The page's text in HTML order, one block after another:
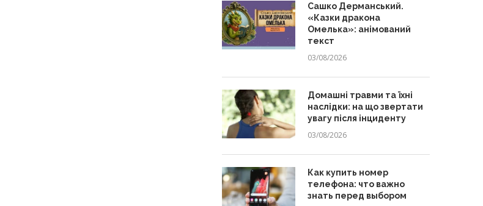
Сашко Дерманський.
«Казки дракона
Омелька»: анімований
текст
03/08/2026
Домашні травми та їхні
наслідки: на що звертати
увагу після інциденту
03/08/2026
Как купить номер
телефона: что важно
знать перед выбором